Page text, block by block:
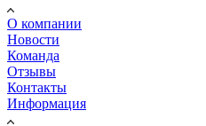
О компании
Новости
Команда
Отзывы
Контакты
Информация